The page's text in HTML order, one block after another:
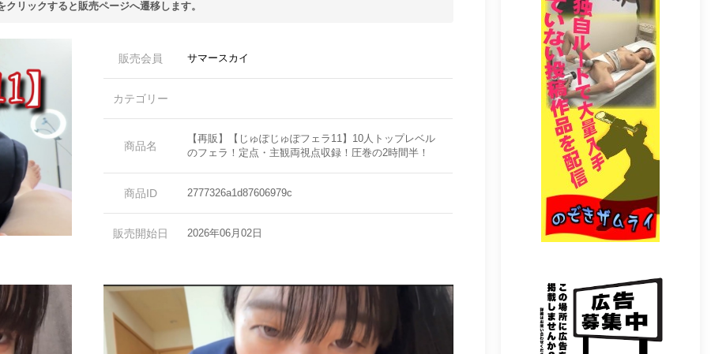
クリックすると販売ページへ遷移します。
販売会員 サマースカイ
カテゴリー
商品名
【再販】【じゅぽじゅぽフェラ11】10人トップレベル
のフェラ！定点・主観両視点収録！圧巻の2時間半！
商品ID 2777326a1d87606979c
販売開始日 2026年06月02日